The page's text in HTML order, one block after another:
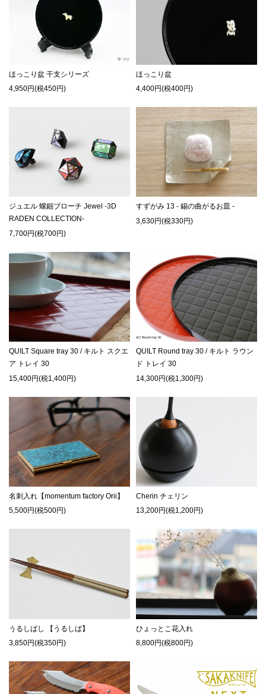
ほっこり盆 干支シリーズ
4,950円(税450円)
ほっこり盆
4,400円(税400円)
ジュエル 螺鈿ブローチ Jewel -3D
RADEN COLLECTION-
7,700円(税700円)
すずがみ 13 - 錫の曲がるお皿 -
3,630円(税330円)
QUILT Square tray 30 / キルト スクエ
ア トレイ 30
15,400円(税1,400円)
QUILT Round tray 30 / キルト ラウン
ド トレイ 30
14,300円(税1,300円)
名刺入れ【momentum factory Orii】
5,500円(税500円)
Cherin チェリン
13,200円(税1,200円)
うるしばし 【うるしば】
3,850円(税350円)
ひょっとこ花入れ
8,800円(税800円)